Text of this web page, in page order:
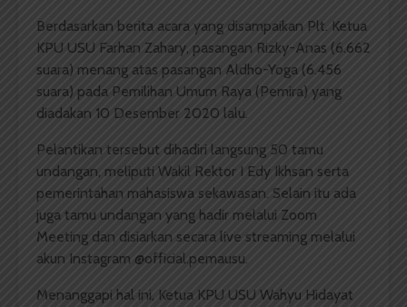
Berdasarkan berita acara yang disampaikan Plt. Ketua
KPU USU Farhan Zahary, pasangan Rizky-Anas (6.662
suara) menang atas pasangan Aldho-Yoga (6.456
suara) pada Pemilihan Umum Raya (Pemira) yang
diadakan 10 Desember 2020 lalu.
Pelantikan tersebut dihadiri langsung 50 tamu
undangan, meliputi Wakil Rektor I Edy Ikhsan serta
pemerintahan mahasiswa sekawasan. Selain itu ada
juga tamu undangan yang hadir melalui Zoom
Meeting dan disiarkan secara live streaming melalui
akun Instagram @official.pemausu.
Menanggapi hal ini, Ketua KPU USU Wahyu Hidayat